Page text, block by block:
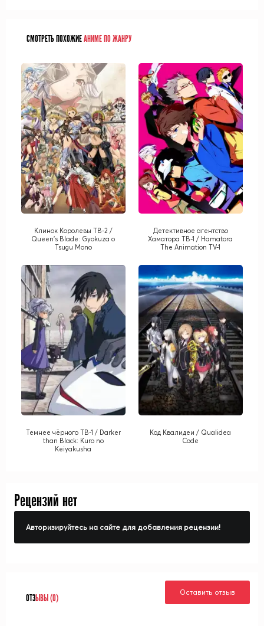
СМОТРЕТЬ ПОХОЖИЕАНИМЕ ПО ЖАНРУ
Клинок Королевы ТВ-2 /
Queen's Blade: Gyokuza o
Tsugu Mono
Детективное агентство
Хаматора ТВ-1 / Hamatora
The Animation TV-1
Темнее чёрного ТВ-1 / Darker
than Black: Kuro no
Keiyakusha
Код Квалидеи / Qualidea
Code
Рецензий нет
Авторизируйтесь на сайте для добавления рецензии!
ОТЗЫВЫ (0)
Оставить отзыв